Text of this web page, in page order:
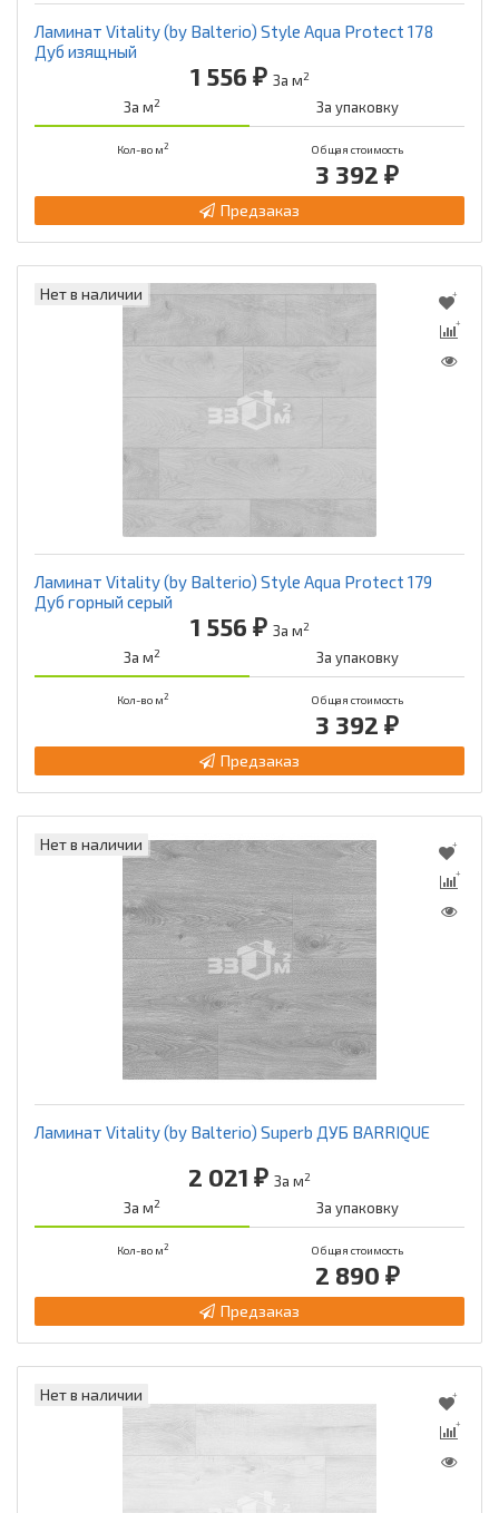
Ламинат Vitality (by Balterio) Style Aqua Protect 178
Дуб изящный
1 556 ₽ За м2
За м2 За упаковку
Кол-во м2 Общая стоимость
3 392 ₽
Предзаказ
Нет в наличии
Ламинат Vitality (by Balterio) Style Aqua Protect 179
Дуб горный серый
1 556 ₽ За м2
За м2 За упаковку
Кол-во м2 Общая стоимость
3 392 ₽
Предзаказ
Нет в наличии
Ламинат Vitality (by Balterio) Superb ДУБ BARRIQUE
2 021 ₽ За м2
За м2 За упаковку
Кол-во м2 Общая стоимость
2 890 ₽
Предзаказ
Нет в наличии